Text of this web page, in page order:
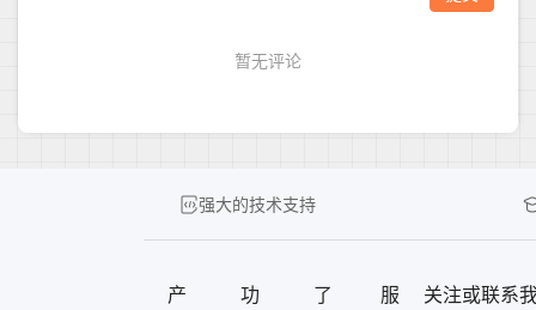
强大的技术支持
产
功
了
服
关注或联系